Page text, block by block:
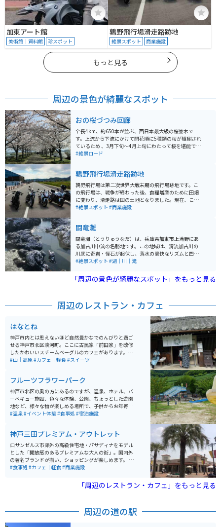
加東アート館
美術館｜資料館 珍スポット
鶉野飛行場滑走路跡地
絶景スポット 商業施設
もっと見る
周辺の景色が綺麗なスポット
おの桜づつみ回廊
全長4km、約650本が並ぶ、西日本最大級の桜並木で
す。上流から下流にかけて開花順に5種類の桜が植樹され
ているため 、3月下旬～4月上旬にわたって桜を堪能でき
ます。 河川敷に駐車して桜並木を散策したり、回廊に隣
#絶景ロード
鶉野飛行場滑走路跡地
鶉野飛行場は第二次世界大戦末期の飛行場跡地です。こ
の飛行場は、戦争が終わった後、食糧増産のために田畑
に変わり、滑走路は国の土地となりました。現在、この
滑走路跡は加西市が管理しており、1200mの滑走路が当
て地域活性化拠点施設が設けられ、令和4年4月にオープ
ンしました。ミュージアムでは、姫路海軍航空隊鶉野飛
行場で組み立てられていた「紫電改」と特攻機の歴史に
ついて学ぶことができます。 また、滑走路そばには「平
和祈念の碑」が設置されており、日本の平和を願うメッ
自衛隊の訓練施設（鶉野訓練場）としても使用されてお
り、ヘリコプターなどの航空ショーが行われていたこと
ります。
#絶景スポット #商業施設
闘竜灘
闘竜灘（とうりゅうなだ）は、兵庫県加東市上滝野にあ
る加古川中流の名勝地です。この地域は、清流加古川の
川底に奇岩・怪石が起伏し、落水の豪快なリズムと四季
折々の水模様が魅力的なスポットとして知られていま
と伝えられています。 闘竜灘は、岩に阻まれた川の流れ
が激流や滝を形成しており、自然の力強さを感じること
り、自然を楽しみながら健康的なアクティビティを楽し
ができ、特に春の新緑や秋の紅葉の季節には、さらに美
しい景観を楽しむことができます。 アクセスは、車では
中国自動車道「滝野社IC」より約5分、電車ではJR加古
川線「滝駅」下車後、徒歩約5分の場所にあります。駐車
場も完備されているため、車での訪問も便利です。鮎漁
が有名で、近くには少しお高いですが、和食屋さんもあ
り一人でもゆったりと食事を楽しめます。
#絶景スポット #湖｜川｜滝
「周辺の景色が綺麗なスポット」をもっと見る
周辺のレストラン・カフェ
はなとね
神戸市内とは思えないほど自然豊かなでのんびりと過ご
せる神戸市北区淡河町。ここに古民家「前田家」を改修
したかわいいスチームベーグルのカフェがあります。山
田錦を作っている米農家が周囲にあり、このお家も古民
#山｜高原#カフェ｜軽食#スイーツ
フルーツフラワーパーク
神戸市北区の奥の方にあるのですが、温泉、ホテル、バ
ーベキュー施設、色々な体験、公園、ちょっとした遊園
地など、様々な物が楽しめる場所で、子供からお年寄り
までたくさんの人が訪れています。１日遊べて、綺麗な
#温泉#イベント体験#食事処 #宿泊施設
神戸三田プレミアム・アウトレット
ロサンゼルス市郊外の高級住宅地・パサディナをモデル
とした「開放感のあるプレミアムな大人の街」。国内外
の著名ブランドが揃い、ショッピングが楽しめます。 ア
ウトレットモールの店舗面積順位で、国内第2位（西日
駐車場はとても広いですが土日の夕方は出る時に混みま
#食事処 #カフェ｜軽食#商業施設
「周辺のレストラン・カフェ」をもっと見る
周辺の道の駅